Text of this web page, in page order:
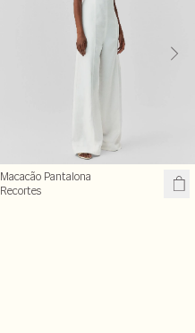
Macacão Pantalona
Recortes